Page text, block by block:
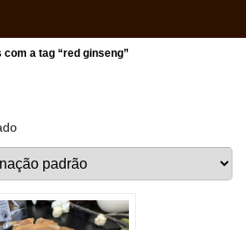
a tag “red ginseng”